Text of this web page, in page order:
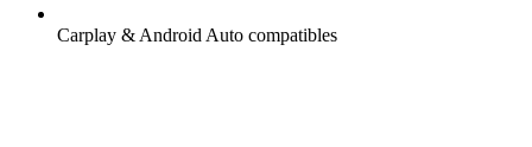
Carplay & Android Auto compatibles